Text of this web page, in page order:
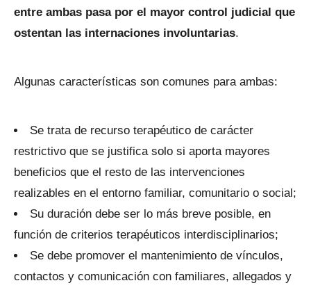
entre ambas pasa por el mayor control judicial que
ostentan las internaciones involuntarias.
Algunas características son comunes para ambas:
Se trata de recurso terapéutico de carácter
restrictivo que se justifica solo si aporta mayores
beneficios que el resto de las intervenciones
realizables en el entorno familiar, comunitario o social;
Su duración debe ser lo más breve posible, en
función de criterios terapéuticos interdisciplinarios;
Se debe promover el mantenimiento de vínculos,
contactos y comunicación con familiares, allegados y